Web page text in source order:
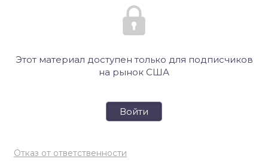
Этот материал доступен только для подписчиков
на рынок США
Войти
Отказ от ответственности